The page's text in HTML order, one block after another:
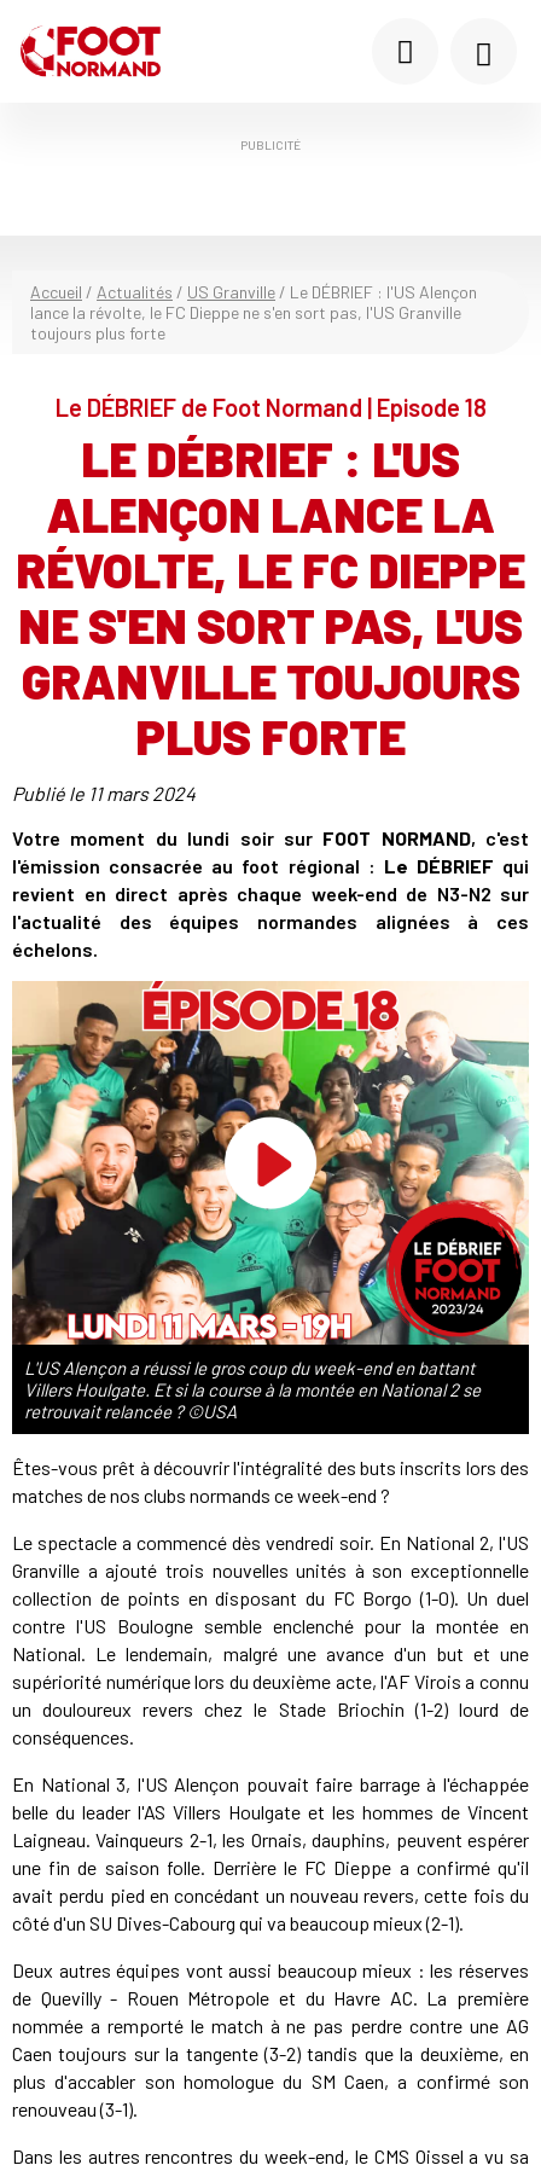
PUBLICITÉ
Accueil / Actualités / US Granville / Le DÉBRIEF : l'US Alençon
lance la révolte, le FC Dieppe ne s'en sort pas, l'US Granville
toujours plus forte
Le DÉBRIEF de Foot Normand | Episode 18
LE DÉBRIEF : L'US
ALENÇON LANCE LA
RÉVOLTE, LE FC DIEPPE
NE S'EN SORT PAS, L'US
GRANVILLE TOUJOURS
PLUS FORTE
Publié le 11 mars 2024
Votre moment du lundi soir sur FOOT NORMAND, c'est
l'émission consacrée au foot régional : Le DÉBRIEF qui
revient en direct après chaque week-end de N3-N2 sur
l'actualité des équipes normandes alignées à ces
échelons.
L'US Alençon a réussi le gros coup du week-end en battant
Villers Houlgate. Et si la course à la montée en National 2 se
retrouvait relancée ? ©USA
Êtes-vous prêt à découvrir l'intégralité des buts inscrits lors des
matches de nos clubs normands ce week-end ?
Le spectacle a commencé dès vendredi soir. En National 2, l'US
Granville a ajouté trois nouvelles unités à son exceptionnelle
collection de points en disposant du FC Borgo (1-0). Un duel
contre l'US Boulogne semble enclenché pour la montée en
National. Le lendemain, malgré une avance d'un but et une
supériorité numérique lors du deuxième acte, l'AF Virois a connu
un douloureux revers chez le Stade Briochin (1-2) lourd de
conséquences.
En National 3, l'US Alençon pouvait faire barrage à l'échappée
belle du leader l'AS Villers Houlgate et les hommes de Vincent
Laigneau. Vainqueurs 2-1, les Ornais, dauphins, peuvent espérer
une fin de saison folle. Derrière le FC Dieppe a confirmé qu'il
avait perdu pied en concédant un nouveau revers, cette fois du
côté d'un SU Dives-Cabourg qui va beaucoup mieux (2-1).
Deux autres équipes vont aussi beaucoup mieux : les réserves
de Quevilly - Rouen Métropole et du Havre AC. La première
nommée a remporté le match à ne pas perdre contre une AG
Caen toujours sur la tangente (3-2) tandis que la deuxième, en
plus d'accabler son homologue du SM Caen, a confirmé son
renouveau (3-1).
Dans les autres rencontres du week-end, le CMS Oissel a vu sa